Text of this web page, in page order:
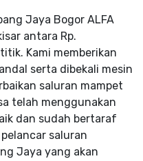
Jaya Bogor ALFA
antara Rp.
Kami memberikan
serta dibekali mesin
saluran mampet
telah menggunakan
dan sudah bertaraf
saluran
Jaya yang akan